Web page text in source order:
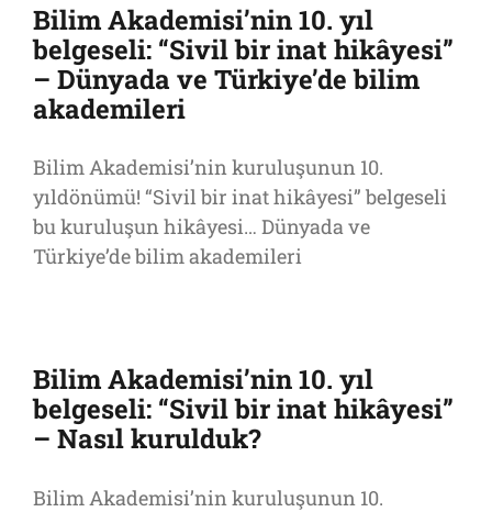
Bilim Akademisi’nin 10. yıl
belgeseli: “Sivil bir inat hikâyesi”
– Dünyada ve Türkiye’de bilim
akademileri
Bilim Akademisi’nin kuruluşunun 10.
yıldönümü! “Sivil bir inat hikâyesi” belgeseli
bu kuruluşun hikâyesi… Dünyada ve
Türkiye’de bilim akademileri
Bilim Akademisi’nin 10. yıl
belgeseli: “Sivil bir inat hikâyesi”
– Nasıl kurulduk?
Bilim Akademisi’nin kuruluşunun 10.